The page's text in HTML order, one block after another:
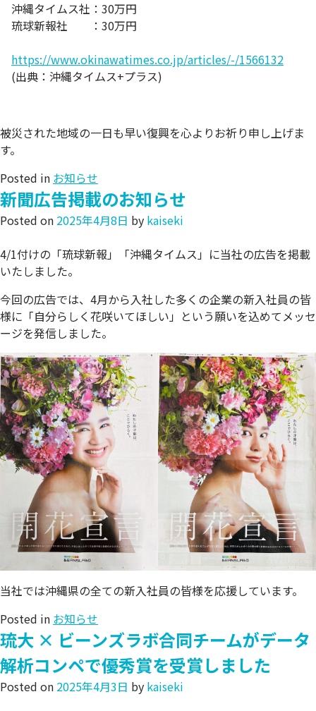
沖縄タイムス社：30万円
琉球新報社 ：30万円
https://www.okinawatimes.co.jp/articles/-/1566132
(出典：沖縄タイムス+プラス)
被災された地域の一日も早い復興を心よりお祈り申し上げま
す。
Posted in お知らせ
新聞広告掲載のお知らせ
Posted on 2025年4月8日 by kaiseki
4/1付けの「琉球新報」「沖縄タイムス」に当社の広告を掲載
いたしました。
今回の広告では、4月から入社した多くの企業の新入社員の皆
様に「自分らしく花咲いてほしい」という願いを込めてメッセ
ージを発信しました。
当社では沖縄県の全ての新入社員の皆様を応援しています。
Posted in お知らせ
琉大 × ビーンズラボ合同チームがデータ
解析コンペで優秀賞を受賞しました
Posted on 2025年4月3日 by kaiseki